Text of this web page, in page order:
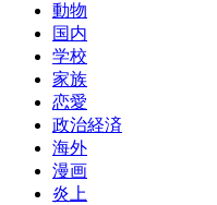
動物
国内
学校
家族
恋愛
政治経済
海外
漫画
炎上